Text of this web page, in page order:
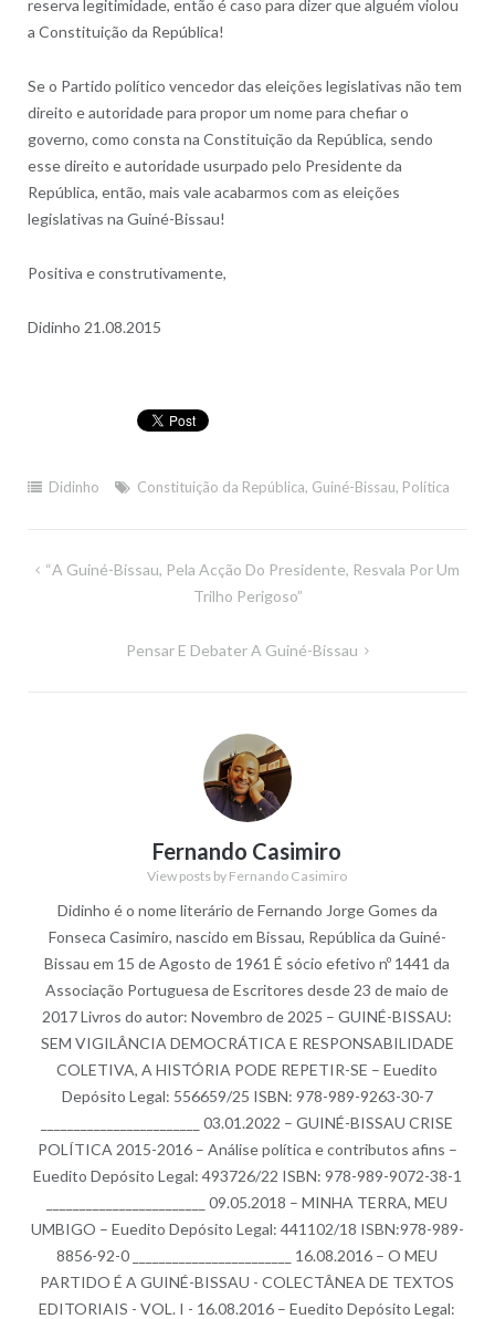
reserva legitimidade, então é caso para dizer que alguém violou
a Constituição da República!
Se o Partido político vencedor das eleições legislativas não tem
direito e autoridade para propor um nome para chefiar o
governo, como consta na Constituição da República, sendo
esse direito e autoridade usurpado pelo Presidente da
República, então, mais vale acabarmos com as eleições
legislativas na Guiné-Bissau!
Positiva e construtivamente,
Didinho 21.08.2015
Didinho Constituição da República, Guiné-Bissau, Política
Navegação
“A Guiné-Bissau, Pela Acção Do Presidente, Resvala Por Um
Trilho Perigoso”
Pensar E Debater A Guiné-Bissau
Fernando Casimiro
View posts by Fernando Casimiro
Didinho é o nome literário de Fernando Jorge Gomes da
Fonseca Casimiro, nascido em Bissau, República da Guiné-
Bissau em 15 de Agosto de 1961 É sócio efetivo nº 1441 da
Associação Portuguesa de Escritores desde 23 de maio de
2017 Livros do autor: Novembro de 2025 – GUINÉ-BISSAU:
SEM VIGILÂNCIA DEMOCRÁTICA E RESPONSABILIDADE
COLETIVA, A HISTÓRIA PODE REPETIR-SE – Euedito
Depósito Legal: 556659/25 ISBN: 978-989-9263-30-7
________________________ 03.01.2022 – GUINÉ-BISSAU CRISE
POLÍTICA 2015-2016 – Análise política e contributos afins –
Euedito Depósito Legal: 493726/22 ISBN: 978-989-9072-38-1
________________________ 09.05.2018 – MINHA TERRA, MEU
UMBIGO – Euedito Depósito Legal: 441102/18 ISBN:978-989-
8856-92-0 ________________________ 16.08.2016 – O MEU
PARTIDO É A GUINÉ-BISSAU - COLECTÂNEA DE TEXTOS
EDITORIAIS - VOL. I - 16.08.2016 – Euedito Depósito Legal: